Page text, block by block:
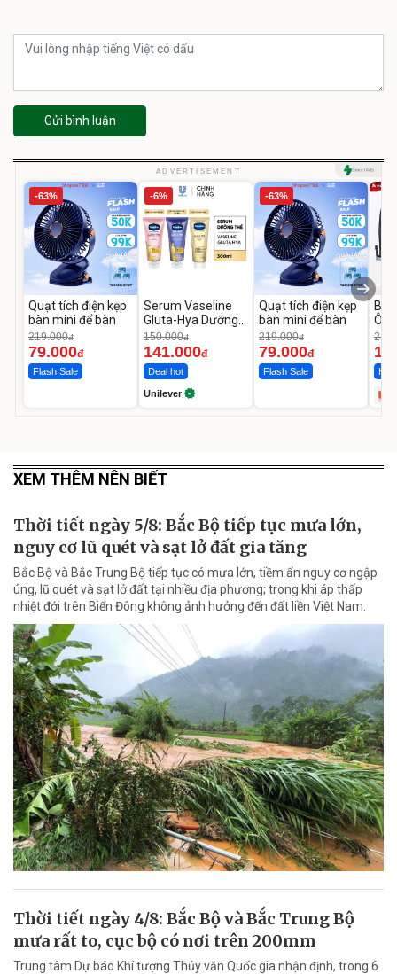
Gửi bình luận
ADVERTISEMENT
-63%
Quạt tích điện kẹp
bàn mini để bàn
219.000đ
79.000đ
Flash Sale
-6%
Serum Vaseline
Gluta-Hya Dưỡng
Da Sáng Mịn Sau 7
Ngày
150.000đ
141.000đ
Deal hot
Unilever
-63%
Quạt tích điện kẹp
bàn mini để bàn
219.000đ
79.000đ
Flash Sale
Ô
Hot
XEM THÊM NÊN BIẾT
Thời tiết ngày 5/8: Bắc Bộ tiếp tục mưa lớn,
nguy cơ lũ quét và sạt lở đất gia tăng
Bắc Bộ và Bắc Trung Bộ tiếp tục có mưa lớn, tiềm ẩn nguy cơ ngập
úng, lũ quét và sạt lở đất tại nhiều địa phương; trong khi áp thấp
nhiệt đới trên Biển Đông không ảnh hưởng đến đất liền Việt Nam.
Thời tiết ngày 4/8: Bắc Bộ và Bắc Trung Bộ
mưa rất to, cục bộ có nơi trên 200mm
Trung tâm Dự báo Khí tượng Thủy văn Quốc gia nhận định, trong 6